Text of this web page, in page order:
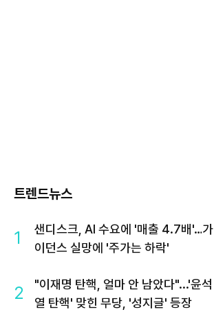
트렌드뉴스
1
샌디스크, AI 수요에 '매출 4.7배'…가
이던스 실망에 '주가는 하락'
2
"이재명 탄핵, 얼마 안 남았다"...'윤석
열 탄핵' 맞힌 무당, '성지글' 등장